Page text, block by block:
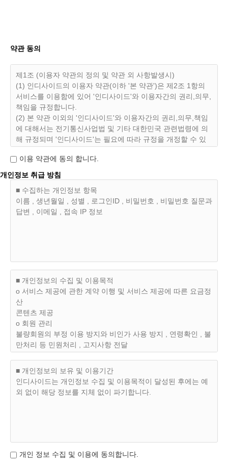
약관 동의
제1조 (이용자 약관의 정의 및 약관 외 사항발생시)
(1) 인디사이드의 이용자 약관(이하 '본 약관')은 제2조 1항의
서비스를 이용함에 있어 '인디사이드'와 이용자간의 권리,의무,
책임을 규정합니다.
(2) 본 약관 이외의 '인디사이드'와 이용자간의 권리,의무,책임
에 대해서는 전기통신사업법 및 기타 대한민국 관련법령에 의
해 규정되며 '인디사이드'는 필요에 따라 규정을 개정할 수 있
수 있습니다. 동의하지 안으실경우 제10조 3항에 의거 조치할
수 있습니다
제2조 (인디사이드 이용자의 정의)
(1) '인디사이드'는 각종 서비스(이하 '서비스')를 '인디사이
드'에 정상적으로 가입을한 회원(이하 '이용자')들에게 제공합
제3조 (가입과 탈퇴 및 자격상실)
(1) 이용자가 되고자 하는 분은 '인디사이드'가 정한 가입양식
에 의거 개인정보를 입력후 신청 할 수 있으며 '인디사이드'는
아래 호에 의거하여 이용자 등록을 거부 및 취소할 수 있습니
다.
가. 등록 내용에 허위, 기재누락, 오기가 있을 경우.
나. 회원으로 등록하는 것이 '인디사이드'에 현저히 지장이 있
다고 판단되는 경우.
드'에 탈퇴 요청을 할 수 있습니다. 탈퇴요청을 받은 '인디사이
드'는 즉시 해당이용자의 탈퇴 절차를 밟습니다.
(3) '인디사이드'에서 탈퇴한 자는 로그인이용자 자격을 상실하
나. 자진 탈퇴후 재가입시에는 이전의 가입정보를 그대로 적용
하여 가입한다 해도 이전의 서비스를 그대로 적용받을 수 없으
이용 약관에 동의 합니다.
개인정보 취급 방침
■ 수집하는 개인정보 항목
이름 , 생년월일 , 성별 , 로그인ID , 비밀번호 , 비밀번호 질문과
답변 , 이메일 , 접속 IP 정보
■ 개인정보의 수집 및 이용목적
ο 서비스 제공에 관한 계약 이행 및 서비스 제공에 따른 요금정
산
콘텐츠 제공
ο 회원 관리
불량회원의 부정 이용 방지와 비인가 사용 방지 , 연령확인 , 불
만처리 등 민원처리 , 고지사항 전달
접속 빈도 파악 또는 회원의 서비스 이용에 대한 통계
■ 개인정보의 보유 및 이용기간
인디사이드는 개인정보 수집 및 이용목적이 달성된 후에는 예
외 없이 해당 정보를 지체 없이 파기합니다.
개인 정보 수집 및 이용에 동의합니다.